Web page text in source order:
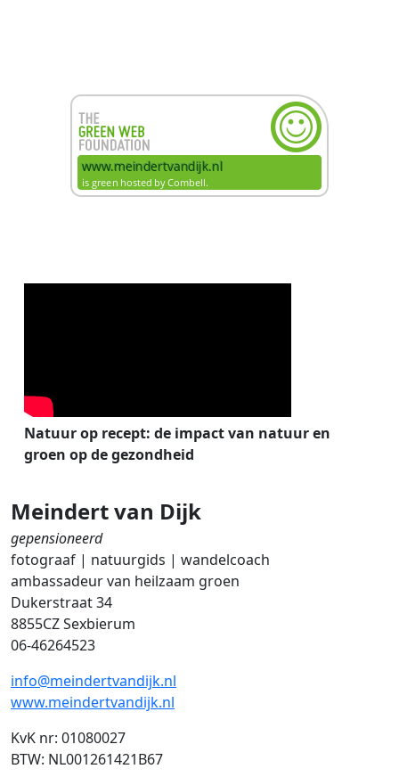
Natuur op recept: de impact van natuur en
groen op de gezondheid
Meindert van Dijk
gepensioneerd
fotograaf | natuurgids | wandelcoach
ambassadeur van heilzaam groen
Dukerstraat 34
8855CZ Sexbierum
06-46264523
info@meindertvandijk.nl
www.meindertvandijk.nl
KvK nr: 01080027
BTW: NL001261421B67